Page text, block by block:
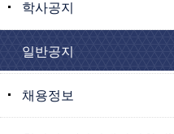
학사공지
일반공지
채용정보